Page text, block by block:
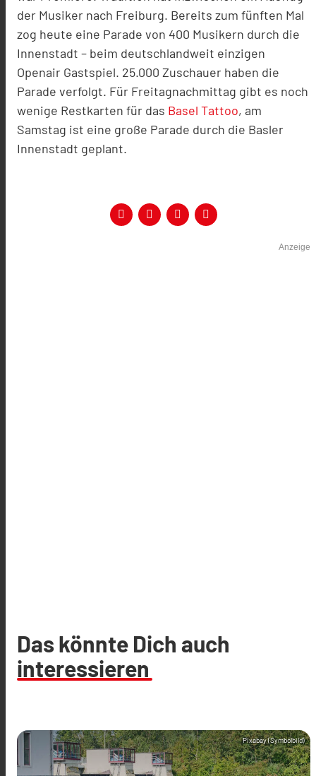
der Musiker nach Freiburg. Bereits zum fünften Mal
zog heute eine Parade von 400 Musikern durch die
Innenstadt – beim deutschlandweit einzigen
Openair Gastspiel. 25.000 Zuschauer haben die
Parade verfolgt. Für Freitagnachmittag gibt es noch
wenige Restkarten für das Basel Tattoo, am
Samstag ist eine große Parade durch die Basler
Innenstadt geplant.
Anzeige
Das könnte Dich auch
interessieren
Pixabay (Symbolbild)